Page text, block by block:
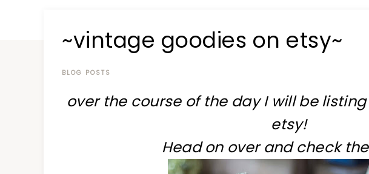
at
a
~vintage goodies on etsy~
BLOG POSTS
over the course of the day I will be
etsy!
Head on over and check